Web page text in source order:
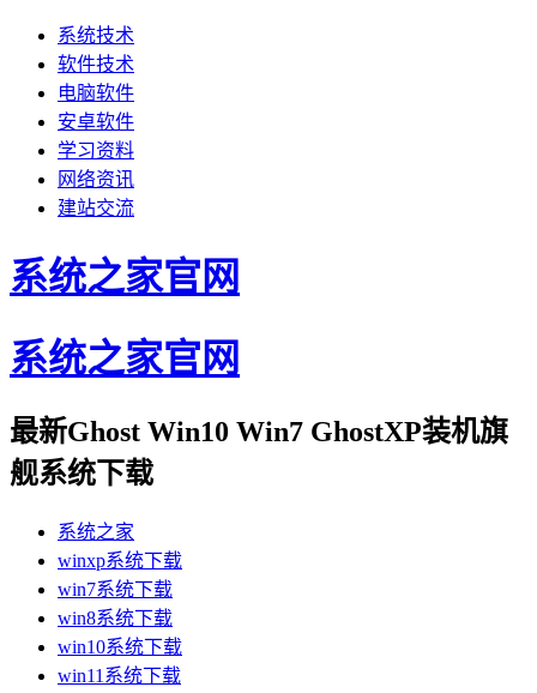
系统技术
软件技术
电脑软件
安卓软件
学习资料
网络资讯
建站交流
系统之家官网
系统之家官网
最新Ghost Win10 Win7 GhostXP装机旗
舰系统下载
系统之家
winxp系统下载
win7系统下载
win8系统下载
win10系统下载
win11系统下载